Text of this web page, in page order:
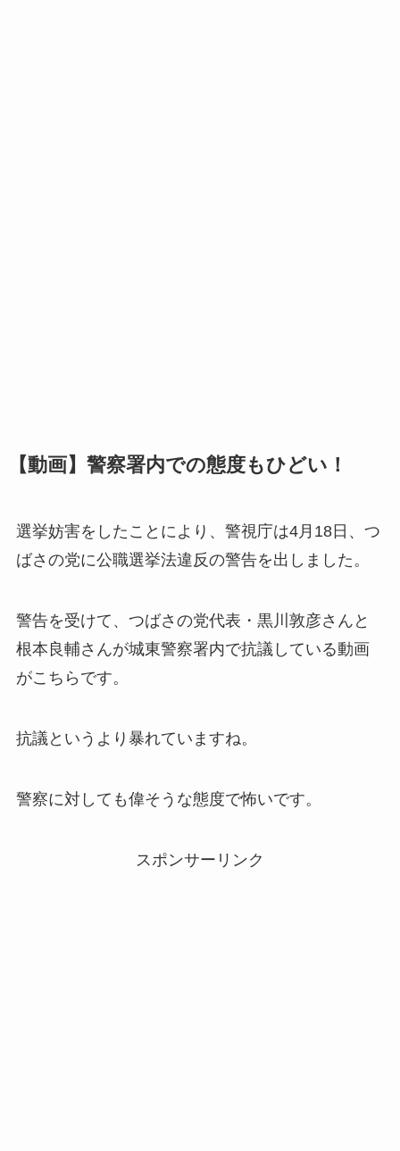
【動画】警察署内での態度もひどい！
選挙妨害をしたことにより、警視庁は4月18日、つ
ばさの党に公職選挙法違反の警告を出しました。
警告を受けて、つばさの党代表・黒川敦彦さんと
根本良輔さんが城東警察署内で抗議している動画
がこちらです。
抗議というより暴れていますね。
警察に対しても偉そうな態度で怖いです。
スポンサーリンク